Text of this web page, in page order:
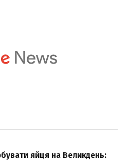
яйця на Великдень: